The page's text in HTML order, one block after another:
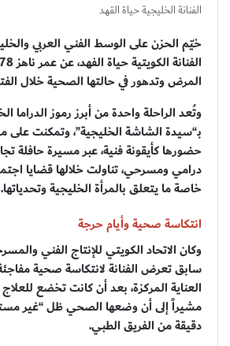
الفنانة الخليجية حياة القهد
خيّم الحزن على الوسط الفني العربي
المرض وتدهور في حالتها الصحية خلال
وتُعد الراحلة واحدة من أبرز رموز الدراما
بـ“سيدة الشاشة الخليجية”، وتمكنت
درامي ومسرحي، تناولت خلالها قضايا
خاصة ما يتعلق بالمرأة الخليجية وتحدياتها.
انتكاسة صحية وأيام حرجة
وكان الاتحاد الكويتي للإنتاج الفني
سابق تعرض الفنانة لانتكاسة صحية
العناية المركزة، بعد أن كانت تخضع
مشيراً إلى أن وضعها الصحي ظل “غير
دقيقة من الفريق الطبي.